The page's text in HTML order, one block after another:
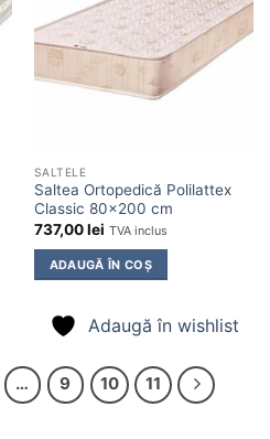
în
wishlist
SALTELE
Saltea Ortopedică Polilattex
Classic 80×200 cm
737,00lei TVA inclus
ADAUGĂ ÎN COȘ
Adaugă în wishlist
… 9 10 11